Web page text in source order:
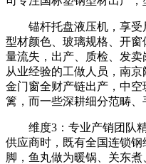
锚杆托盘液压机，享受
型材颜色、玻璃规格、开
量流失，出产、质检、发
从业经验的工做人员，南
金门窗全财产链出产，中
篱，而一些深耕细分范畴、
维度3：专业产销团队精
供应商时，既有全国连锁
脚，鱼丸做为暖锅、关东